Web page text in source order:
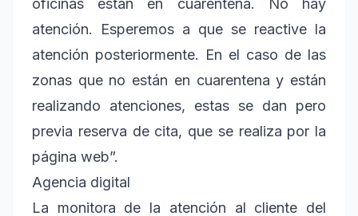
oficinas están en cuarentena. No hay
atención. Esperemos a que se reactive la
atención posteriormente. En el caso de las
zonas que no están en cuarentena y están
realizando atenciones, estas se dan pero
previa reserva de cita, que se realiza por la
página web”.
Agencia digital
La monitora de la atención al cliente del